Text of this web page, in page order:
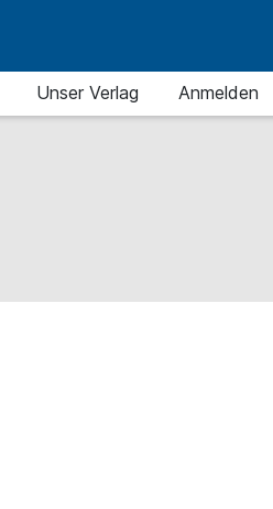
Unser Verlag Anmelden